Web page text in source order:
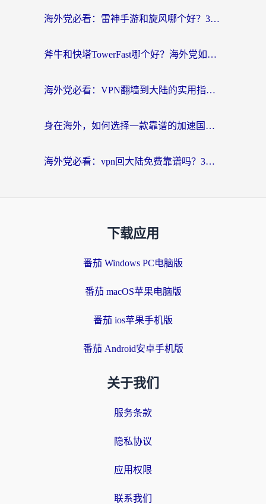
海外党必看：雷神手游和旋风哪个好？3分钟选对回国加速器，无缝刷国内剧玩游戏
斧牛和快塔TowerFast哪个好？海外党如何选对回国加速器
海外党必看：VPN翻墙到大陆的实用指南——从看CCTV5到选加速器，一篇全搞定
身在海外，如何选择一款靠谱的加速国内网络的加速器？
海外党必看：vpn回大陆免费靠谱吗？3步选对加速器实现无缝刷国内资源
下载应用
番茄 Windows PC电脑版
番茄 macOS苹果电脑版
番茄 ios苹果手机版
番茄 Android安卓手机版
关于我们
服务条款
隐私协议
应用权限
联系我们